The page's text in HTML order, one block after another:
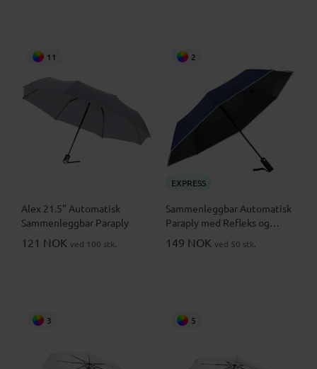
11
Alex 21.5" Automatisk
Sammenleggbar Paraply
121 NOK ved 100 stk.
2
EXPRESS
Sammenleggbar Automatisk
Paraply med Refleks og
Nødhammer
149 NOK ved 50 stk.
3 5